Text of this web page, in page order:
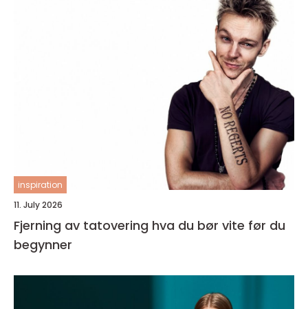
inspiration
11. July 2026
Fjerning av tatovering hva du bør vite før du
begynner